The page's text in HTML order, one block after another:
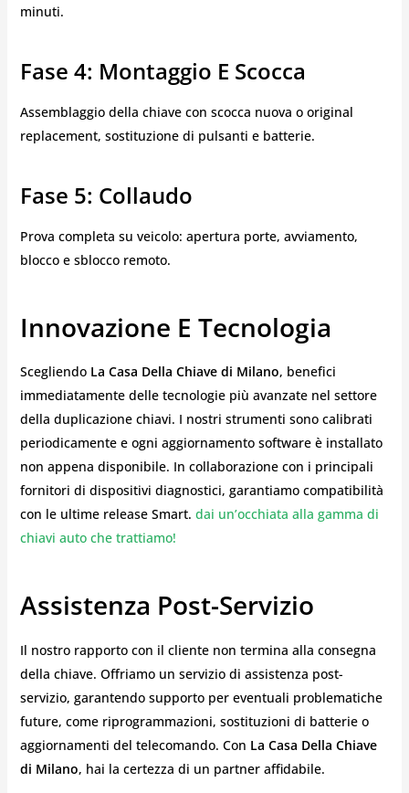
minuti.
Fase 4: Montaggio E Scocca
Assemblaggio della chiave con scocca nuova o original
replacement, sostituzione di pulsanti e batterie.
Fase 5: Collaudo
Prova completa su veicolo: apertura porte, avviamento,
blocco e sblocco remoto.
Innovazione E Tecnologia
Scegliendo La Casa Della Chiave di Milano, benefici
immediatamente delle tecnologie più avanzate nel settore
della duplicazione chiavi. I nostri strumenti sono calibrati
periodicamente e ogni aggiornamento software è installato
non appena disponibile. In collaborazione con i principali
fornitori di dispositivi diagnostici, garantiamo compatibilità
con le ultime release Smart. dai un’occhiata alla gamma di
chiavi auto che trattiamo!
Assistenza Post-Servizio
Il nostro rapporto con il cliente non termina alla consegna
della chiave. Offriamo un servizio di assistenza post-
servizio, garantendo supporto per eventuali problematiche
future, come riprogrammazioni, sostituzioni di batterie o
aggiornamenti del telecomando. Con La Casa Della Chiave
di Milano, hai la certezza di un partner affidabile.